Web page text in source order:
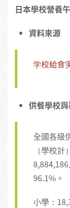
日本學校營養
資料來源
学校給食
供餐學校
全國各級
（學校
96.1%。
小學：